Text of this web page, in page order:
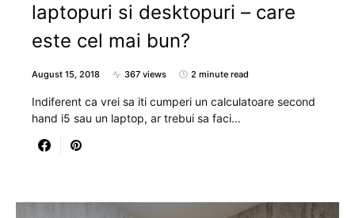
laptopuri si desktopuri – care
este cel mai bun?
August 15, 2018 367 views 2 minute read
Indiferent ca vrei sa iti cumperi un calculatoare second
hand i5 sau un laptop, ar trebui sa faci…